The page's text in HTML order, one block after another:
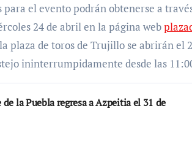
para el evento podrán obtenerse a
24 de abril en la página web
plaza de toros de Trujillo se abrirán el
ininterrumpidamente desde las
la Puebla regresa a Azpeitia el 31 de